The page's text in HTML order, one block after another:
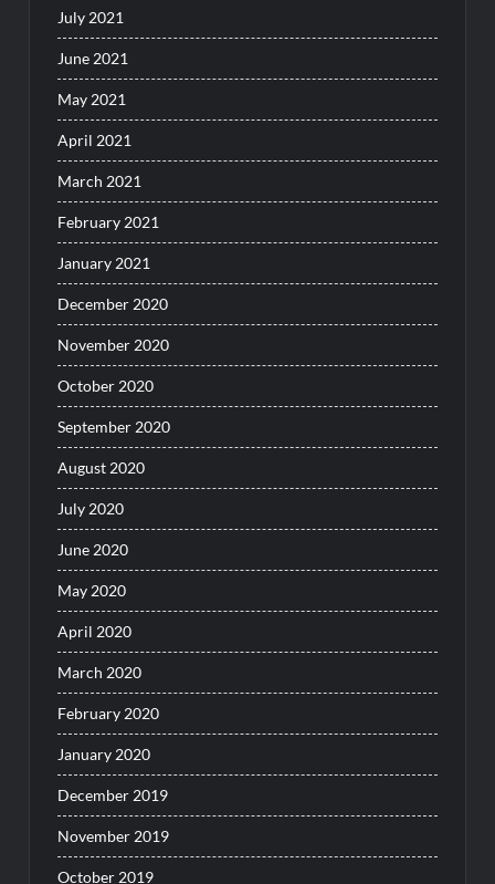
July 2021
June 2021
May 2021
April 2021
March 2021
February 2021
January 2021
December 2020
November 2020
October 2020
September 2020
August 2020
July 2020
June 2020
May 2020
April 2020
March 2020
February 2020
January 2020
December 2019
November 2019
October 2019